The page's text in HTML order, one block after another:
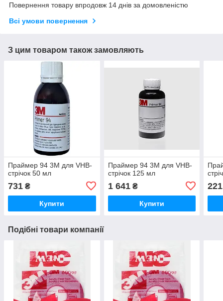
Повернення товару впродовж 14 днів за домовленістю
Всі умови повернення
З цим товаром також замовляють
Праймер 94 3M для VHB-
стрічок 50 мл
731 ₴
Купити
Праймер 94 3M для VHB-
стрічок 125 мл
1 641₴
Купити
221
Подібні товари компанії